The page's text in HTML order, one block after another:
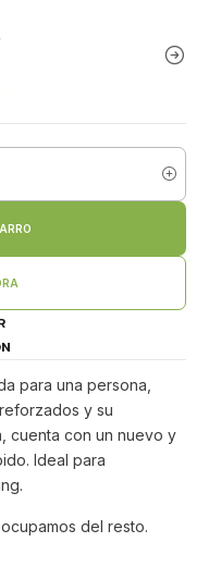
para una persona,
y su
cuenta con un nuevo y
Ideal para
del resto.